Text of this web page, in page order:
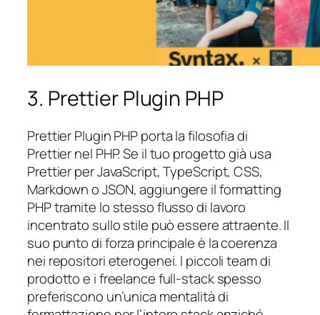
3. Prettier Plugin PHP
Prettier Plugin PHP porta la filosofia di
Prettier nel PHP. Se il tuo progetto già usa
Prettier per JavaScript, TypeScript, CSS,
Markdown o JSON, aggiungere il formatting
PHP tramite lo stesso flusso di lavoro
incentrato sullo stile può essere attraente. Il
suo punto di forza principale è la coerenza
nei repositori eterogenei. I piccoli team di
prodotto e i freelance full-stack spesso
preferiscono un’unica mentalità di